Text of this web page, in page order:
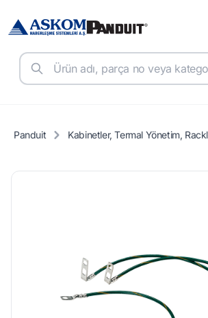
Panduit Kabinetler, Termal Yönetim,